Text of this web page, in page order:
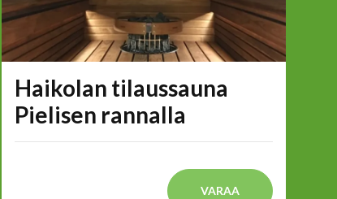
Haikolan tilaussauna
Pielisen rannalla
VARAA